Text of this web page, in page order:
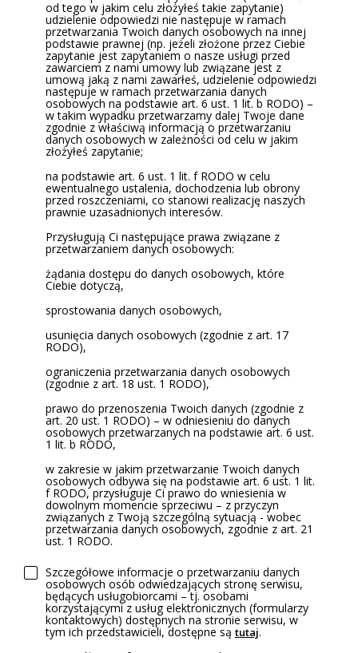
od tego w jakim celu złożyłeś takie zapytanie)
udzielenie odpowiedzi nie następuje w ramach
przetwarzania Twoich danych osobowych na innej
podstawie prawnej (np. jeżeli złożone przez Ciebie
zapytanie jest zapytaniem o nasze usługi przed
zawarciem z nami umowy lub związane jest z
umową jaką z nami zawarłeś, udzielenie odpowiedzi
następuje w ramach przetwarzania danych
osobowych na podstawie art. 6 ust. 1 lit. b RODO) –
w takim wypadku przetwarzamy dalej Twoje dane
zgodnie z właściwą informacją o przetwarzaniu
danych osobowych w zależności od celu w jakim
złożyłeś zapytanie;
na podstawie art. 6 ust. 1 lit. f RODO w celu
ewentualnego ustalenia, dochodzenia lub obrony
przed roszczeniami, co stanowi realizację naszych
prawnie uzasadnionych interesów.
Przysługują Ci następujące prawa związane z
przetwarzaniem danych osobowych:
żądania dostępu do danych osobowych, które
Ciebie dotyczą,
sprostowania danych osobowych,
usunięcia danych osobowych (zgodnie z art. 17
RODO),
ograniczenia przetwarzania danych osobowych
(zgodnie z art. 18 ust. 1 RODO),
prawo do przenoszenia Twoich danych (zgodnie z
art. 20 ust. 1 RODO) – w odniesieniu do danych
osobowych przetwarzanych na podstawie art. 6 ust.
1 lit. b RODO,
w zakresie w jakim przetwarzanie Twoich danych
osobowych odbywa się na podstawie art. 6 ust. 1 lit.
f RODO, przysługuje Ci prawo do wniesienia w
dowolnym momencie sprzeciwu – z przyczyn
związanych z Twoją szczególną sytuacją - wobec
przetwarzania danych osobowych, zgodnie z art. 21
ust. 1 RODO.
Szczegółowe informacje o przetwarzaniu danych
osobowych osób odwiedzających stronę serwisu,
będących usługobiorcami – tj. osobami
korzystającymi z usług elektronicznych (formularzy
kontaktowych) dostępnych na stronie serwisu, w
tym ich przedstawicieli, dostępne są tutaj.